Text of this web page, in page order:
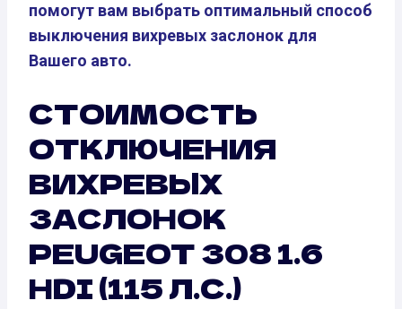
помогут вам выбрать оптимальный способ
выключения вихревых заслонок для
Вашего авто.
СТОИМОСТЬ
ОТКЛЮЧЕНИЯ
ВИХРЕВЫХ
ЗАСЛОНОК
PEUGEOT 308 1.6
HDI (115 Л.С.)